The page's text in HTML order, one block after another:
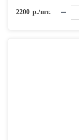
2200 р./шт.